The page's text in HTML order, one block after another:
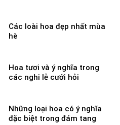
Các loài hoa đẹp nhất mùa
hè
Hoa tươi và ý nghĩa trong
các nghi lễ cưới hỏi
Những loại hoa có ý nghĩa
đặc biệt trong đám tang